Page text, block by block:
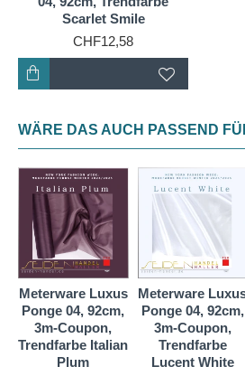
Scarlet Smile
CHF12,58
WÄRE DAS AUCH PASSEND
Meterware Luxus
Ponge 04, 92cm,
3m-Coupon,
Trendfarbe Italian
Plum
Meterware
Ponge 04, 92cm,
3m-Coupon,
Trendfarbe
Lucent White